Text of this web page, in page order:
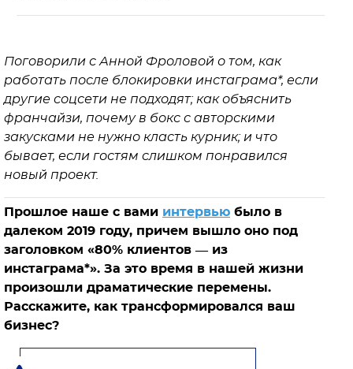
Поговорили с Анной Фроловой о том, как
работать после блокировки инстаграма*, если
другие соцсети не подходят; как объяснить
франчайзи, почему в бокс с авторскими
закусками не нужно класть курник; и что
бывает, если гостям слишком понравился
новый проект.
Прошлое наше с вами интервью было в
далеком 2019 году, причем вышло оно под
заголовком «80% клиентов ― из
инстаграма*». За это время в нашей жизни
произошли драматические перемены.
Расскажите, как трансформировался ваш
бизнес?